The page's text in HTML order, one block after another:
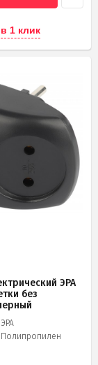
1 клик
ЭРА
без
ЭРА
Полипропилен